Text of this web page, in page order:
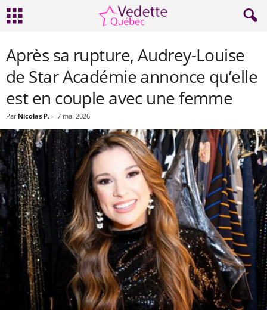
Après sa rupture, Audrey-Louise
de Star Académie annonce qu’elle
est en couple avec une femme
Par Nicolas P. - 7 mai 2026